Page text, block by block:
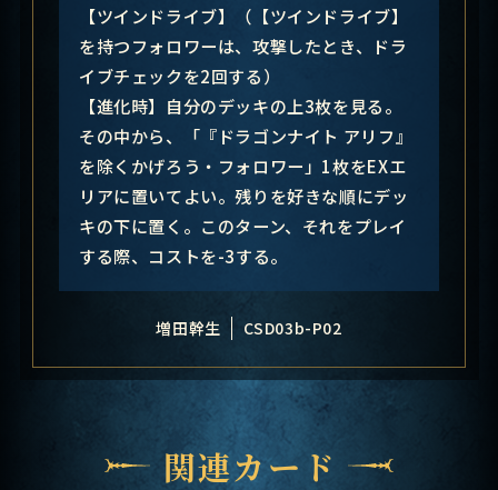
【ツインドライブ】（【ツインドライブ】
を持つフォロワーは、攻撃したとき、ドラ
イブチェックを2回する）
【進化時】自分のデッキの上3枚を見る。
その中から、「『ドラゴンナイト アリフ』
を除くかげろう・フォロワー」1枚をEXエ
リアに置いてよい。残りを好きな順にデッ
キの下に置く。このターン、それをプレイ
する際、コストを-3する。
増田幹生 CSD03b-P02
関連カード